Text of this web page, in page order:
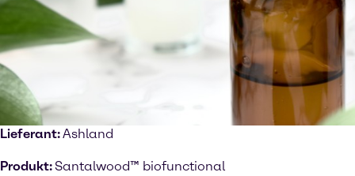
Lieferant:Ashland
Produkt:Santalwood™ biofunctional